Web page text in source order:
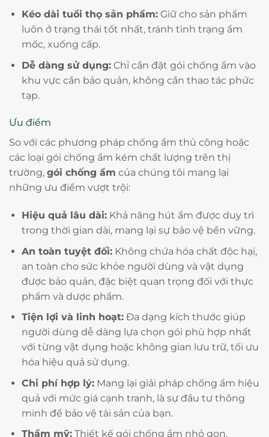
Kéo dài tuổi thọ sản phẩm:Giữ cho sản phẩm
luôn ở trạng thái tốt nhất, tránh tình trạng ẩm
mốc, xuống cấp.
Dễ dàng sử dụng:Chỉ cần đặt gói chống ẩm vào
khu vực cần bảo quản, không cần thao tác phức
tạp.
Ưu điểm
So với các phương pháp chống ẩm thủ công hoặc
các loại gói chống ẩm kém chất lượng trên thị
trường, gói chống ẩm của chúng tôi mang lại
những ưu điểm vượt trội:
Hiệu quả lâu dài:Khả năng hút ẩm được duy trì
trong thời gian dài, mang lại sự bảo vệ bền vững.
An toàn tuyệt đối:Không chứa hóa chất độc hại,
an toàn cho sức khỏe người dùng và vật dụng
được bảo quản, đặc biệt quan trọng đối với thực
phẩm và dược phẩm.
Tiện lợi và linh hoạt:Đa dạng kích thước giúp
người dùng dễ dàng lựa chọn gói phù hợp nhất
với từng vật dụng hoặc không gian lưu trữ, tối ưu
hóa hiệu quả sử dụng.
Chi phí hợp lý:Mang lại giải pháp chống ẩm hiệu
quả với mức giá cạnh tranh, là sự đầu tư thông
minh để bảo vệ tài sản của bạn.
Thẩm mỹ:Thiết kế gói chống ẩm nhỏ gọn,